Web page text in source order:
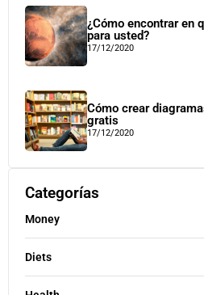
¿Cómo encontrar en
para usted?
17/12/2020
Cómo crear
gratis
17/12/2020
Categorías
Money
Diets